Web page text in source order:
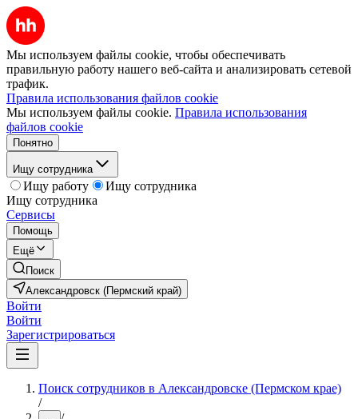
Мы используем файлы cookie, чтобы обеспечивать
правильную работу нашего веб-сайта и анализировать сетевой
трафик.
Правила использования файлов cookie
Мы используем файлы cookie. Правила использования
файлов cookie
Понятно
Ищу сотрудника
Ищу работу
Ищу сотрудника
Ищу сотрудника
Сервисы
Помощь
Ещё
Поиск
Александровск (Пермский край)
Войти
Войти
Зарегистрироваться
Поиск сотрудников в Александровске (Пермском крае)
/